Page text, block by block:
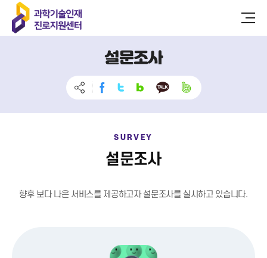
설문조사
SURVEY
설문조사
향후 보다 나은 서비스를 제공하고자 설문조사를 실시하고 있습니다.